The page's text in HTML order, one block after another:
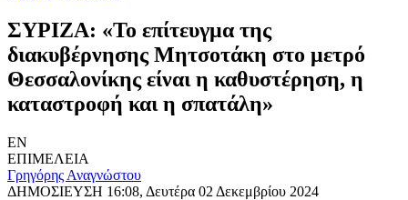
ΣΥΡΙΖΑ: «Το επίτευγμα της
διακυβέρνησης Μητσοτάκη στο μετρό
Θεσσαλονίκης είναι η καθυστέρηση, η
καταστροφή και η σπατάλη»
EN
ΕΠΙΜΕΛΕΙΑ
Γρηγόρης Αναγνώστου
ΔΗΜΟΣΙΕΥΣΗ 16:08, Δευτέρα 02 Δεκεμβρίου 2024